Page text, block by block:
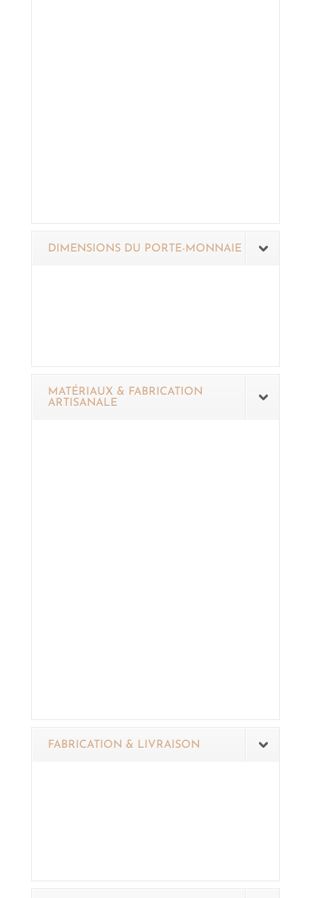
DIMENSIONS DU PORTE-MONNAIE
MATÉRIAUX & FABRICATION
ARTISANALE
FABRICATION & LIVRAISON